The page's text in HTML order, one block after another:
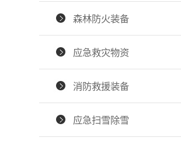
森林防火装备
应急救灾物资
消防救援装备
应急扫雪除雪